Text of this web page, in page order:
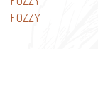
章
FOZZY